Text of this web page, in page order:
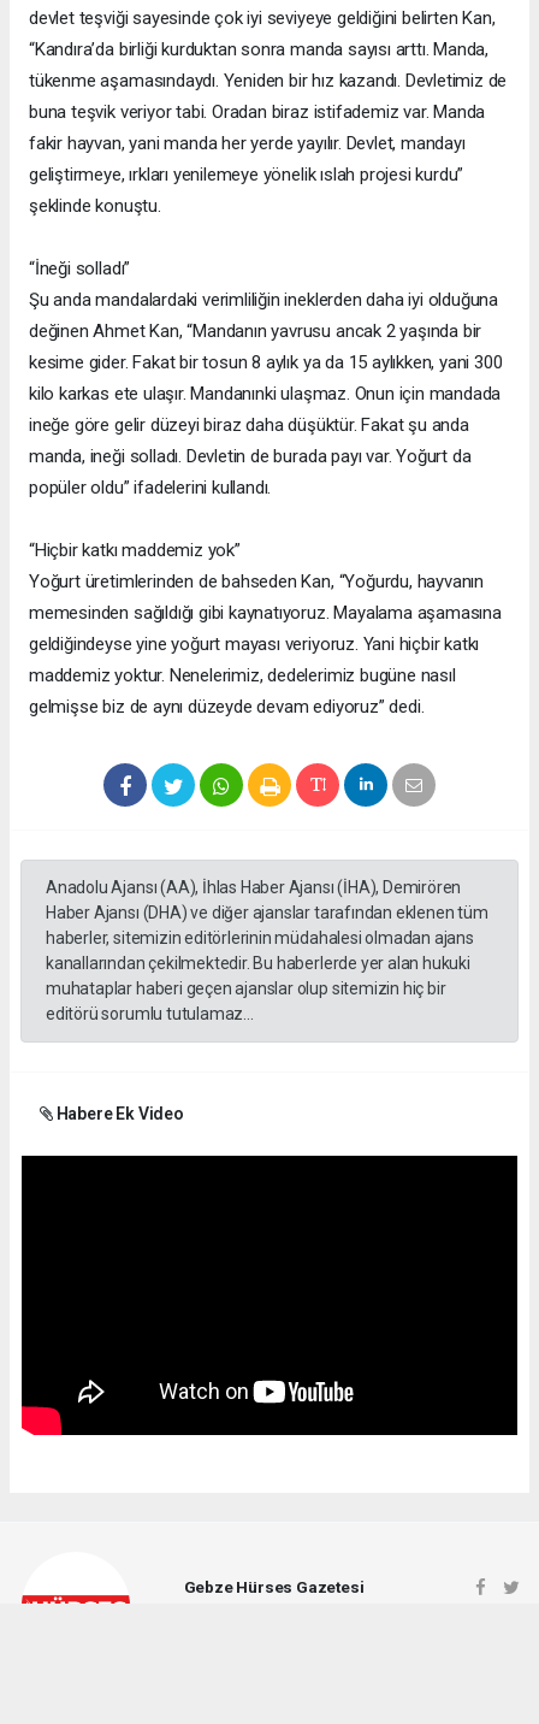
devlet teşviği sayesinde çok iyi seviyeye geldiğini belirten Kan,
“Kandıra’da birliği kurduktan sonra manda sayısı arttı. Manda,
tükenme aşamasındaydı. Yeniden bir hız kazandı. Devletimiz de
buna teşvik veriyor tabi. Oradan biraz istifademiz var. Manda
fakir hayvan, yani manda her yerde yayılır. Devlet, mandayı
geliştirmeye, ırkları yenilemeye yönelik ıslah projesi kurdu”
şeklinde konuştu.
“İneği solladı”
Şu anda mandalardaki verimliliğin ineklerden daha iyi olduğuna
değinen Ahmet Kan, “Mandanın yavrusu ancak 2 yaşında bir
kesime gider. Fakat bir tosun 8 aylık ya da 15 aylıkken, yani 300
kilo karkas ete ulaşır. Mandanınki ulaşmaz. Onun için mandada
ineğe göre gelir düzeyi biraz daha düşüktür. Fakat şu anda
manda, ineği solladı. Devletin de burada payı var. Yoğurt da
popüler oldu” ifadelerini kullandı.
“Hiçbir katkı maddemiz yok”
Yoğurt üretimlerinden de bahseden Kan, “Yoğurdu, hayvanın
memesinden sağıldığı gibi kaynatıyoruz. Mayalama aşamasına
geldiğindeyse yine yoğurt mayası veriyoruz. Yani hiçbir katkı
maddemiz yoktur. Nenelerimiz, dedelerimiz bugüne nasıl
gelmişse biz de aynı düzeyde devam ediyoruz” dedi.
Anadolu Ajansı (AA), İhlas Haber Ajansı (İHA), Demirören
Haber Ajansı (DHA) ve diğer ajanslar tarafından eklenen tüm
haberler, sitemizin editörlerinin müdahalesi olmadan ajans
kanallarından çekilmektedir. Bu haberlerde yer alan hukuki
muhataplar haberi geçen ajanslar olup sitemizin hiç bir
editörü sorumlu tutulamaz...
Habere Ek Video
Gebze Hürses Gazetesi